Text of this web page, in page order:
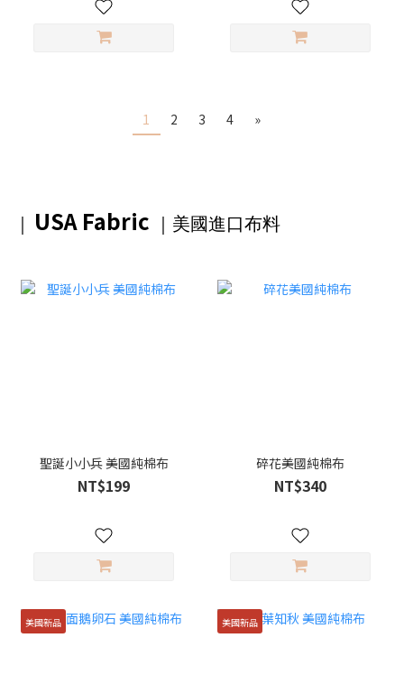
1 2 3 4 »
｜ USA Fabric ｜美國進口布料
聖誕小小兵 美國純棉布
NT$199
碎花美國純棉布
NT$340
美國新品 美國新品